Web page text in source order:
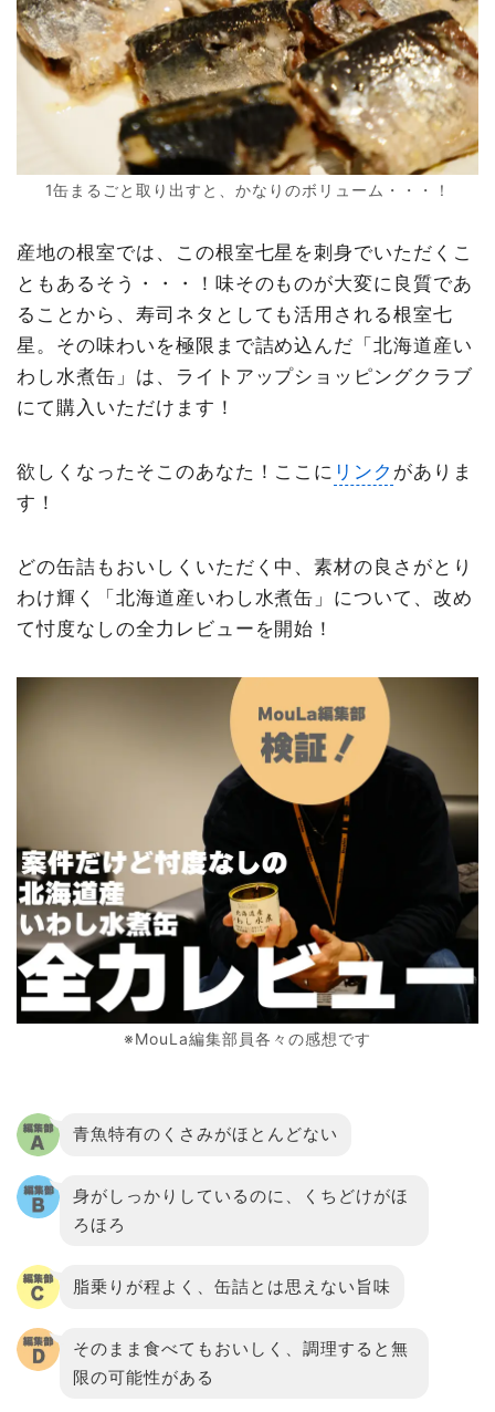
1缶まるごと取り出すと、かなりのボリューム・・・！
産地の根室では、この根室七星を刺身でいただくこ
ともあるそう・・・！味そのものが大変に良質であ
ることから、寿司ネタとしても活用される根室七
星。その味わいを極限まで詰め込んだ「北海道産い
わし水煮缶」は、ライトアップショッピングクラブ
にて購入いただけます！
欲しくなったそこのあなた！ここに リンク がありま
す！
どの缶詰もおいしくいただく中、素材の良さがとり
わけ輝く「北海道産いわし水煮缶」について、改め
て忖度なしの全力レビューを開始！
※MouLa編集部員各々の感想です
青魚特有のくさみがほとんどない
身がしっかりしているのに、くちどけがほ
ろほろ
脂乗りが程よく、缶詰とは思えない旨味
そのまま食べてもおいしく、調理すると無
限の可能性がある